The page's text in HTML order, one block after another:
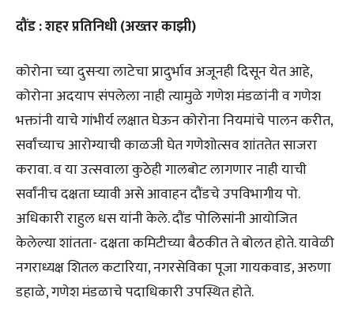
दौंड : शहर प्रतिनिधी (अख्तर काझी)
कोरोना च्या दुसऱ्या लाटेचा प्रादुर्भाव अजूनही दिसून येत आहे,
कोरोना अदयाप संपलेला नाही त्यामुळे गणेश मंडळांनी व गणेश
भक्तांनी याचे गांभीर्य लक्षात घेऊन कोरोना नियमांचे पालन करीत,
सर्वांच्याच आरोग्याची काळजी घेत गणेशोत्सव शांततेत साजरा
करावा. व या उत्सवाला कुठेही गालबोट लागणार नाही याची
सर्वांनीच दक्षता घ्यावी असे आवाहन दौंडचे उपविभागीय पो.
अधिकारी राहुल धस यांनी केले. दौंड पोलिसांनी आयोजित
केलेल्या शांतता- दक्षता कमिटीच्या बैठकीत ते बोलत होते. यावेळी
नगराध्यक्ष शितल कटारिया, नगरसेविका पूजा गायकवाड, अरुणा
डहाळे, गणेश मंडळाचे पदाधिकारी उपस्थित होते.